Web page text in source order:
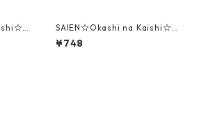
ー製
SAIEN☆Okashi na Kaishi☆
懐紙☆雨ときどきアメ（353
4）ストーンペーパー製ケース
¥748